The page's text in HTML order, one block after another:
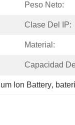
Peso Neto:
Clase Del IP:
Material:
Capacidad
Ion Battery,